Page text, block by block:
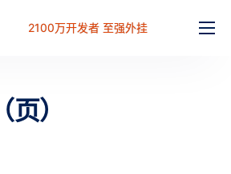
2100万开发者 至强外挂
）